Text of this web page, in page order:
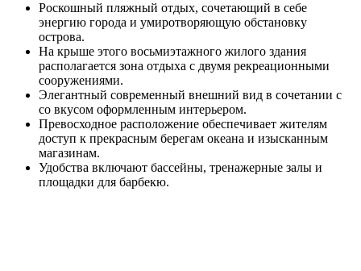
Роскошный пляжный отдых, сочетающий в себе
энергию города и умиротворяющую обстановку
острова.
На крыше этого восьмиэтажного жилого здания
располагается зона отдыха с двумя рекреационными
сооружениями.
Элегантный современный внешний вид в сочетании с
со вкусом оформленным интерьером.
Превосходное расположение обеспечивает жителям
доступ к прекрасным берегам океана и изысканным
магазинам.
Удобства включают бассейны, тренажерные залы и
площадки для барбекю.